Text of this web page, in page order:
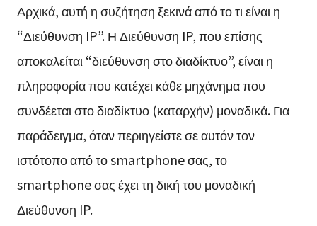
Αρχικά, αυτή η συζήτηση ξεκινά από το τι είναι η
“Διεύθυνση IP”. Η Διεύθυνση IP, που επίσης
αποκαλείται “διεύθυνση στο διαδίκτυο”, είναι η
πληροφορία που κατέχει κάθε μηχάνημα που
συνδέεται στο διαδίκτυο (καταρχήν) μοναδικά. Για
παράδειγμα, όταν περιηγείστε σε αυτόν τον
ιστότοπο από το smartphone σας, το
smartphone σας έχει τη δική του μοναδική
Διεύθυνση IP.